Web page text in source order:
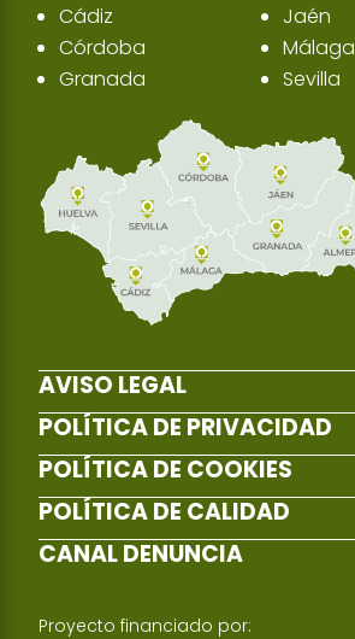
Cádiz
Córdoba
Granada
Jaén
Málaga
Sevilla
AVISO LEGAL
POLÍTICA DE PRIVACIDAD
POLÍTICA DE COOKIES
POLÍTICA DE CALIDAD
CANAL DENUNCIA
Proyecto financiado por: